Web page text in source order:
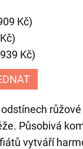
Kč)
Kč)
Působivá
vytváří